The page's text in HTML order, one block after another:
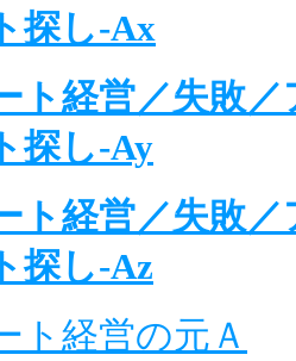
探し-Ax
ト経営／失敗／
探し-Ay
ト経営／失敗／
探し-Az
ト経営の元Ａ